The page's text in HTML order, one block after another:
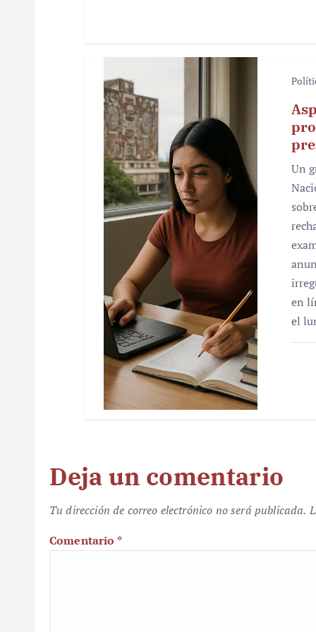
Un
en
el
Deja un comentario
Tu dirección de correo electrónico no será publicada.
Comentario *